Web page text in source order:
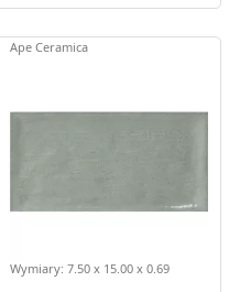
Wymiary: 7.50 x 15.00 x 0.69
Ape Ceramica